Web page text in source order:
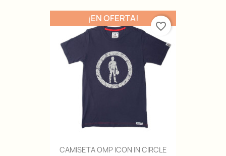
CAMISETA OMP ICON IN CIRCLE
¡EN OFERTA!
favorite_border